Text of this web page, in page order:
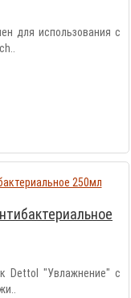
для использования с
Dettol "Увлажнение" с